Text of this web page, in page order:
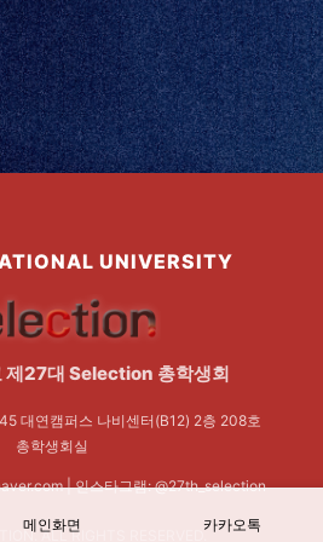
UNIVERSITY
제27대 Selection 총학생회
대연캠퍼스 나비센터(B12) 2층 208호
총학생회실
| 인스타그램: @27th_selection
ALL RIGHTS RESERVED.
메인화면 카카오톡